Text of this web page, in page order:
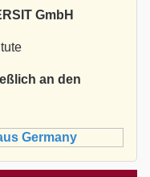
GmbH
an den